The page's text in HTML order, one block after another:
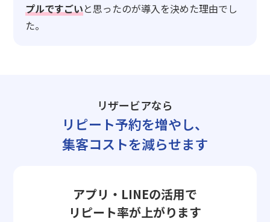
プルですごいと思ったのが導入を決めた理由でし
た。
リザービアなら
リピート予約を増やし、
集客コストを減らせます
アプリ・LINEの活用で
リピート率が上がります